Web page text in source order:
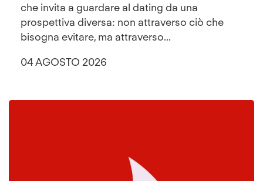
che invita a guardare al dating da una
prospettiva diversa: non attraverso ciò che
bisogna evitare, ma attraverso...
04 AGOSTO 2026